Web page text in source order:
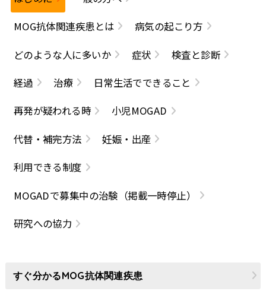
MOG抗体関連疾患とは
病気の起こり方
どのような人に多いか
症状
検査と診断
経過
治療
日常生活でできること
再発が疑われる時
小児MOGAD
代替・補完方法
妊娠・出産
利用できる制度
MOGADで募集中の治験（掲載一時停止）
研究への協力
すぐ分かるMOG抗体関連疾患